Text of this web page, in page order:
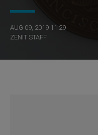
AUG 09, 2019 11:29
ZENIT STAFF